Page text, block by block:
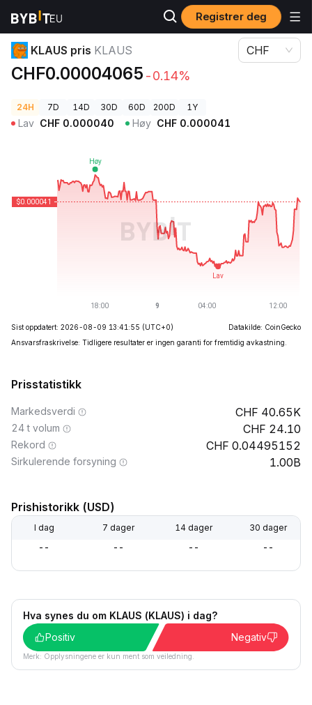
Registrer deg
Kryptopriser
KLAUS pris KLAUS
CHF0.00004065 -0.14%
CHF
24H 7D 14D 30D 60D 200D 1Y
Lav CHF 0.000040 Høy CHF 0.000041
Sist oppdatert: 2026-08-09 13:41:55 (UTC+0)
Datakilde: CoinGecko
Ansvarsfraskrivelse: Tidligere resultater er ingen garanti for fremtidig avkastning.
Prisstatistikk
Markedsverdi 40.65K
24 t volum 24.10
Rekord 0.04495152
Sirkulerende forsyning 1.00B
Prishistorikk (USD)
I dag 7 dager 14 dager 30 dager
-- -- -- --
Hva synes du om KLAUS (KLAUS) i dag?
Positiv
Negativ
Merk: Opplysningene er kun ment som veiledning.